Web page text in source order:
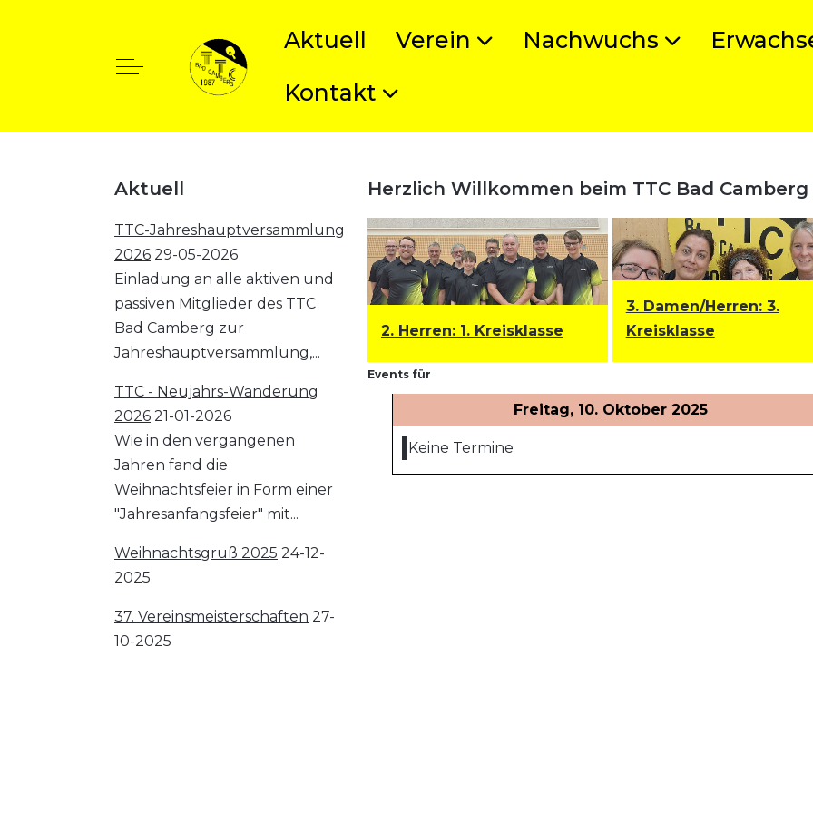
Off-Canvas Toggle
Aktuell Verein Nachwuchs
Kontakt
Aktuell
TTC-Jahreshauptversammlung
2026 29-05-2026
Einladung an alle aktiven und
passiven Mitglieder des TTC
Bad Camberg zur
Jahreshauptversammlung,...
TTC - Neujahrs-Wanderung
2026 21-01-2026
Wie in den vergangenen
Jahren fand die
Weihnachtsfeier in Form einer
"Jahresanfangsfeier" mit...
Weihnachtsgruß 2025 24-12-
2025
37. Vereinsmeisterschaften 27-
10-2025
Herzlich Willkommen beim TTC Bad Camberg
1. Herren: Bezirksklasse 2. Herren: 1. Kreisklasse
3. Damen/Herren: 3.
Kreisklasse
Events für
Freitag, 10. Oktober 2025
Keine Termine